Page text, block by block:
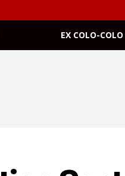
EX COLO-COLO